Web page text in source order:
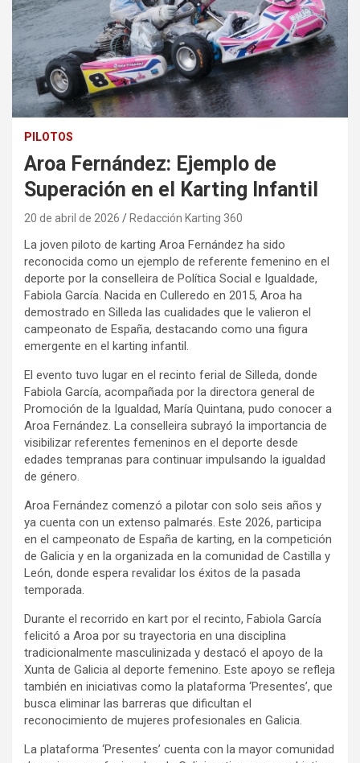
PILOTOS
Aroa Fernández: Ejemplo de
Superación en el Karting Infantil
20 de abril de 2026 Redacción Karting 360
La joven piloto de karting Aroa Fernández ha sido
reconocida como un ejemplo de referente femenino en el
deporte por la conselleira de Política Social e Igualdade,
Fabiola García. Nacida en Culleredo en 2015, Aroa ha
demostrado en Silleda las cualidades que le valieron el
campeonato de España, destacando como una figura
emergente en el karting infantil.
El evento tuvo lugar en el recinto ferial de Silleda, donde
Fabiola García, acompañada por la directora general de
Promoción de la Igualdad, María Quintana, pudo conocer a
Aroa Fernández. La conselleira subrayó la importancia de
visibilizar referentes femeninos en el deporte desde
edades tempranas para continuar impulsando la igualdad
de género.
Aroa Fernández comenzó a pilotar con solo seis años y
ya cuenta con un extenso palmarés. Este 2026, participa
en el campeonato de España de karting, en la competición
de Galicia y en la organizada en la comunidad de Castilla y
León, donde espera revalidar los éxitos de la pasada
temporada.
Durante el recorrido en kart por el recinto, Fabiola García
felicitó a Aroa por su trayectoria en una disciplina
tradicionalmente masculinizada y destacó el apoyo de la
Xunta de Galicia al deporte femenino. Este apoyo se refleja
también en iniciativas como la plataforma ‘Presentes’, que
busca eliminar las barreras que dificultan el
reconocimiento de mujeres profesionales en Galicia.
La plataforma ‘Presentes’ cuenta con la mayor comunidad